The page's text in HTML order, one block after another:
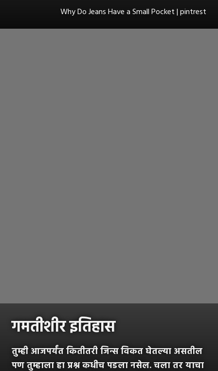
Why Do Jeans Have a Small Pocket | pintrest
गमतीशीर इतिहास
तुम्ही आजपर्यंत कितीतरी जिन्स विकत घेतल्या असतील
पण तुम्हाला हा प्रश्न कधीच पडला नसेल. चला तर याचा